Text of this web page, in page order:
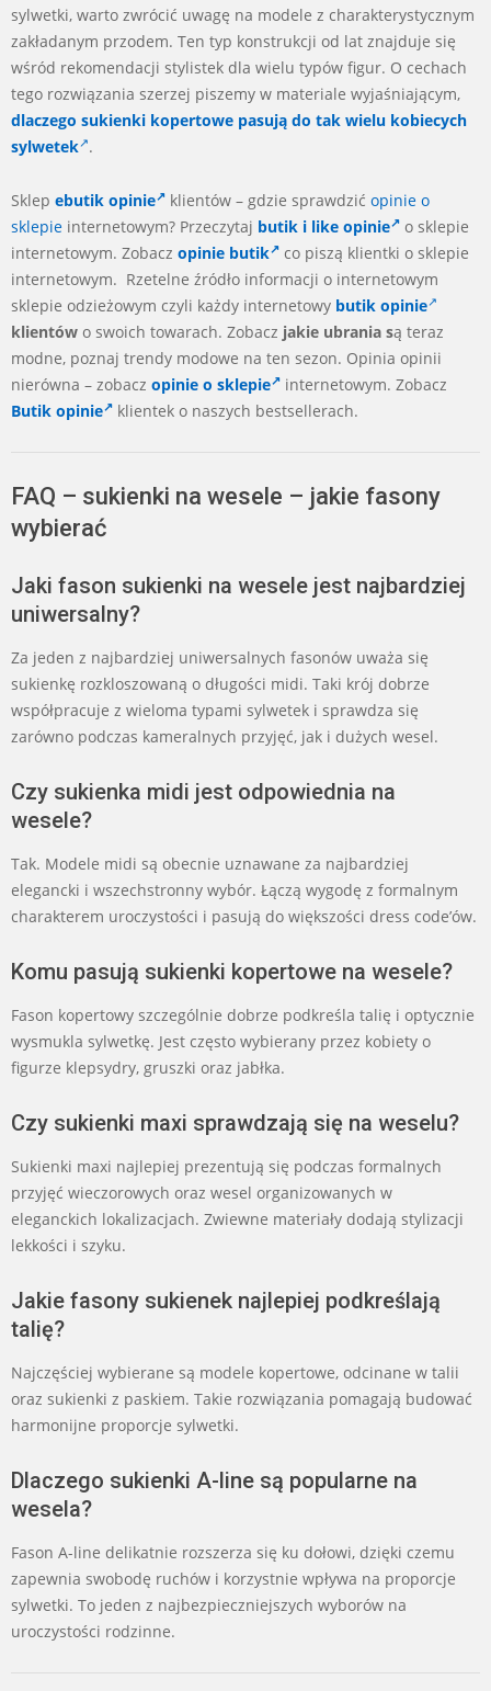
sylwetki, warto zwrócić uwagę na modele z charakterystycznym
zakładanym przodem. Ten typ konstrukcji od lat znajduje się
wśród rekomendacji stylistek dla wielu typów figur. O cechach
tego rozwiązania szerzej piszemy w materiale wyjaśniającym,
dlaczego sukienki kopertowe pasują do tak wielu kobiecych
sylwetek .
Sklep ebutik opinie klientów – gdzie sprawdzić opinie o
sklepie internetowym? Przeczytaj butik i like opinie
o sklepie
internetowym. Zobacz opinie butik
co piszą klientki o sklepie
internetowym. Rzetelne źródło informacji o internetowym
sklepie odzieżowym czyli każdy internetowy butik opinie
klientów o swoich towarach. Zobacz jakie ubrania są teraz
modne, poznaj trendy modowe na ten sezon. Opinia opinii
nierówna – zobacz opinie o sklepie
internetowym. Zobacz
Butik opinie
klientek o naszych bestsellerach.
FAQ – sukienki na wesele – jakie fasony
wybierać
Jaki fason sukienki na wesele jest najbardziej
uniwersalny?
Za jeden z najbardziej uniwersalnych fasonów uważa się
sukienkę rozkloszowaną o długości midi. Taki krój dobrze
współpracuje z wieloma typami sylwetek i sprawdza się
zarówno podczas kameralnych przyjęć, jak i dużych wesel.
Czy sukienka midi jest odpowiednia na
wesele?
Tak. Modele midi są obecnie uznawane za najbardziej
elegancki i wszechstronny wybór. Łączą wygodę z formalnym
charakterem uroczystości i pasują do większości dress code’ów.
Komu pasują sukienki kopertowe na wesele?
Fason kopertowy szczególnie dobrze podkreśla talię i optycznie
wysmukla sylwetkę. Jest często wybierany przez kobiety o
figurze klepsydry, gruszki oraz jabłka.
Czy sukienki maxi sprawdzają się na weselu?
Sukienki maxi najlepiej prezentują się podczas formalnych
przyjęć wieczorowych oraz wesel organizowanych w
eleganckich lokalizacjach. Zwiewne materiały dodają stylizacji
lekkości i szyku.
Jakie fasony sukienek najlepiej podkreślają
talię?
Najczęściej wybierane są modele kopertowe, odcinane w talii
oraz sukienki z paskiem. Takie rozwiązania pomagają budować
harmonijne proporcje sylwetki.
Dlaczego sukienki A-line są popularne na
wesela?
Fason A-line delikatnie rozszerza się ku dołowi, dzięki czemu
zapewnia swobodę ruchów i korzystnie wpływa na proporcje
sylwetki. To jeden z najbezpieczniejszych wyborów na
uroczystości rodzinne.